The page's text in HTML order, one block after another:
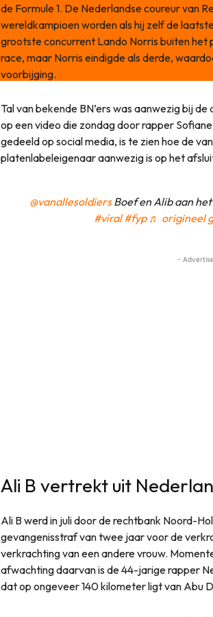
de Formule 1. De Nederlandse coureur van
wereldkampioen worden als hij zelf de
grootste concurrent Lando Norris buiten het
race, maar Norris eindigde als derde,
voorbijging.
Tal van bekende BN’ers was aanwezig bij
op een video die zondag door rapper
gedeeld op social media, is te zien hoe de
platenlabeleigenaar aanwezig is op het
@vanallesoldiersBoef en Alib aan
#viral #fyp ♬ origineel
-
Ali B vertrekt uit
Ali B werd in juli door de rechtbank Noord-
gevangenisstraf van twee jaar voor de
verkrachting van een andere vrouw.
afwachting daarvan is de 44-jarige rapper
dat op ongeveer 140 kilometer ligt van Abu